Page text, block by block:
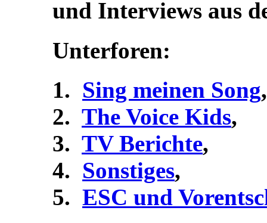
und Interviews aus
Unterforen:
Sing meinen Song,
The Voice Kids,
TV Berichte,
Sonstiges,
ESC und